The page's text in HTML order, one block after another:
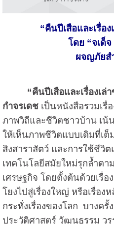
“คืนปีเสือและเรื่อ
โดย “จเด็
ผจญภัยส
“คืนปีเสือและเรื่องเล่า
กำจรเดชเป็นหนังสือรวมเรื่
ภาพวิถีและชีวิตชาวบ้าน เ
ให้เห็นภาพชีวิตแบบเดิมที่เต็
สิงสาราสัตว์ และการใช้ชีวิ
เทคโนโลยีสมัยใหม่รุกล้ำตา
เศรษฐกิจ โดยตั้งต้นด้วยเรื่อ
โยงไปสู่เรื่องใหญ่ หรือเรื่อง
กระทั่งเรื่องของโลก บางค
ประวัติศาสตร์ วัฒนธรรม ว